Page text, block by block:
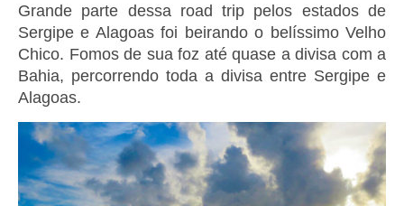
Grande parte dessa road trip pelos estados de
Sergipe e Alagoas foi beirando o belíssimo Velho
Chico. Fomos de sua foz até quase a divisa com a
Bahia, percorrendo toda a divisa entre Sergipe e
Alagoas.